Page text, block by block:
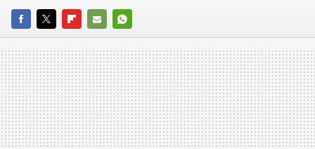
FACEBOOK
TWITTERFLIPBOARD
E-
MAIL
WHATSAPP